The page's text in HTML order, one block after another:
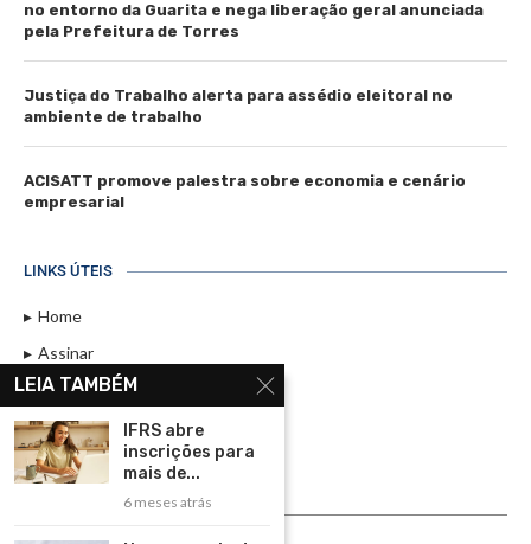
no entorno da Guarita e nega liberação geral anunciada
pela Prefeitura de Torres
Justiça do Trabalho alerta para assédio eleitoral no
ambiente de trabalho
ACISATT promove palestra sobre economia e cenário
empresarial
LINKS ÚTEIS
Home
Assinar
Contato
Política de Privacidade
Rádio Maristela - Ao Vivo
LEIA TAMBÉM
IFRS abre
inscrições para
mais de...
6 meses atrás